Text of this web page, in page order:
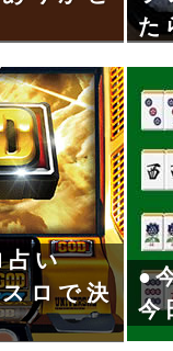
た
占い
ロで決
●
今